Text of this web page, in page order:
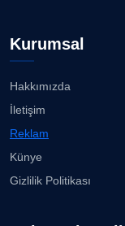
Kurumsal
Hakkımızda
İletişim
Reklam
Künye
Gizlilik Politikası